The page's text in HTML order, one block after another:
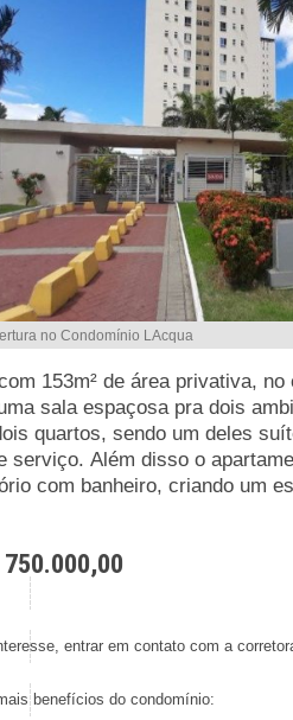
no Condomínio LAcqua
153m² de área privativa,
sala espaçosa pra dois
quartos, sendo um deles
serviço. Além disso o
com banheiro, criando um
entrar em contato com a
benefícios do condomínio: